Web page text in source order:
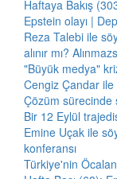
Haftaya Bakış
Epstein olayı |
Reza Talebi ile
alınır mı?
"Büyük medya"
Cengiz Çandar ile
Çözüm sürecinde
Bir 12 Eylül
Emine Uçak ile
konferansı
Türkiye'nin